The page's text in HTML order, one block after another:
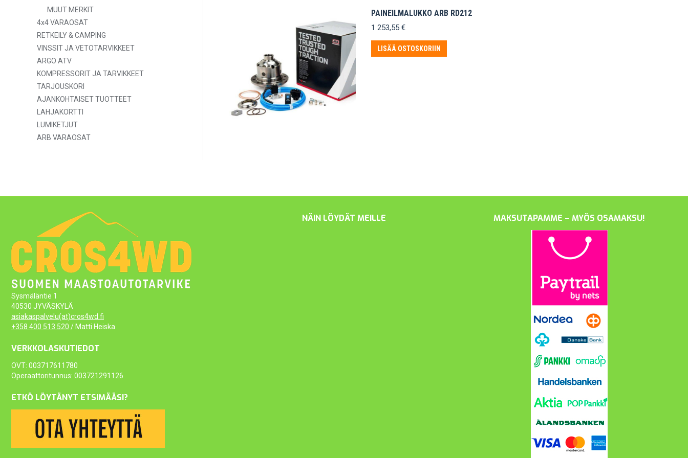
PAINEILMALUKKO ARB RD212
1 253,55 €
LISÄÄ OSTOSKORIIN
MUUT MERKIT
4x4 VARAOSAT
RETKEILY & CAMPING
VINSSIT JA VETOTARVIKKEET
ARGO ATV
KOMPRESSORIT JA TARVIKKEET
TARJOUSKORI
AJANKOHTAISET TUOTTEET
LAHJAKORTTI
LUMIKETJUT
ARB VARAOSAT
Sysmäläntie 1
40530 JYVÄSKYLÄ
asiakaspalvelu(at)cros4wd.fi
+358 400 513 520 / Matti Heiska
VERKKOLASKUTIEDOT
OVT: 003717611780
Operaattoritunnus: 003721291126
ETKÖ LÖYTÄNYT ETSIMÄÄSI?
NÄIN LÖYDÄT MEILLE MAKSUTAPAMME – MYÖS OSAMAKSU!